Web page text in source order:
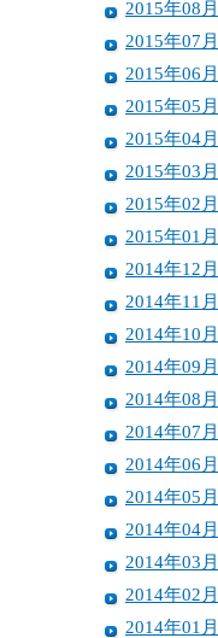
2015年08月
2015年07月
2015年06月
2015年05月
2015年04月
2015年03月
2015年02月
2015年01月
2014年12月
2014年11月
2014年10月
2014年09月
2014年08月
2014年07月
2014年06月
2014年05月
2014年04月
2014年03月
2014年02月
2014年01月